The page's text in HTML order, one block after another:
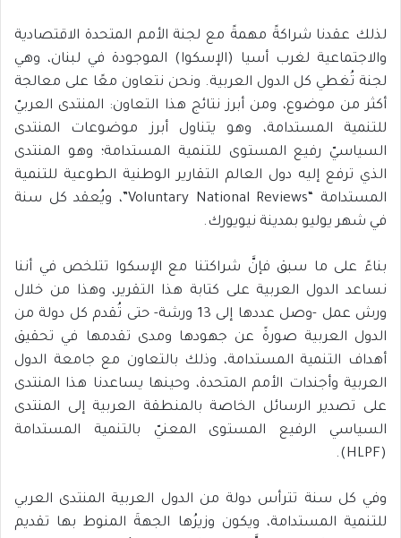
لذلك عقدنا شراكةً مهمةً مع لجنة الأمم المتحدة الاقتصادية
والاجتماعية لغرب أسيا (الإسكوا) الموجودة في لبنان، وهي
لجنة تُغطي كل الدول العربية. ونحن نتعاون معًا على معالجة
أكثر من موضوع، ومن أبرز نتائج هذا التعاون: المنتدى العربيّ
للتنمية المستدامة، وهو يتناول أبرز موضوعات المنتدى
السياسيّ رفيع المستوى للتنمية المستدامة؛ وهو المنتدى
الذي ترفع إليه دول العالم التقارير الوطنية الطوعية للتنمية
المستدامة “Voluntary National Reviews”، ويُعقد كل سنة
في شهر يوليو بمدينة نيويورك.
بناءً على ما سبق فإنَّ شراكتنا مع الإسكوا تتلخص في أننا
نساعد الدول العربية على كتابة هذا التقرير، وهذا من خلال
ورش عمل -وصل عددها إلى 13 ورشة- حتى تُقدم كل دولة من
الدول العربية صورةً عن جهودها ومدى تقدمها في تحقيق
أهداف التنمية المستدامة، وذلك بالتعاون مع جامعة الدول
العربية وأجندات الأمم المتحدة، وحينها يساعدنا هذا المنتدى
على تصدير الرسائل الخاصة بالمنطقة العربية إلى المنتدى
السياسي الرفيع المستوى المعنيّ بالتنمية المستدامة
(HLPF).
وفي كل سنة تترأس دولة من الدول العربية المنتدى العربي
للتنمية المستدامة، ويكون وزيرُها الجهةَ المنوط بها تقديم